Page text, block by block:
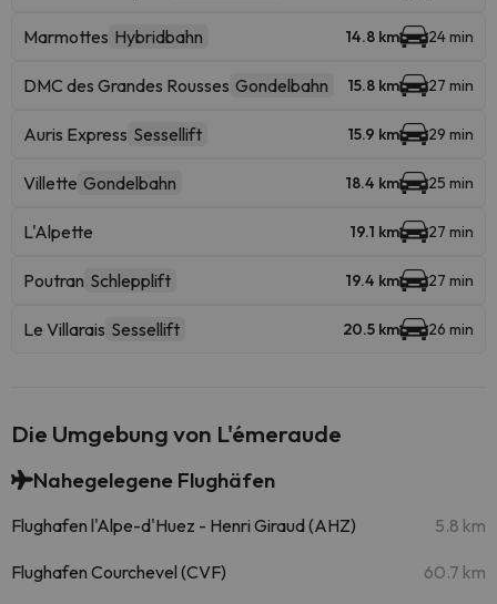
Marmottes Hybridbahn 14.8 km 24 min
DMC des Grandes Rousses Gondelbahn 15.8 km 27 min
Auris Express Sessellift 15.9 km 29 min
Villette Gondelbahn 18.4 km 25 min
L'Alpette 19.1 km 27 min
Poutran Schlepplift 19.4 km 27 min
Le Villarais Sessellift 20.5 km 26 min
Die Umgebung von L'émeraude
Nahegelegene Flughäfen
Flughafen l'Alpe-d'Huez - Henri Giraud (AHZ) 5.8 km
Flughafen Courchevel (CVF) 60.7 km